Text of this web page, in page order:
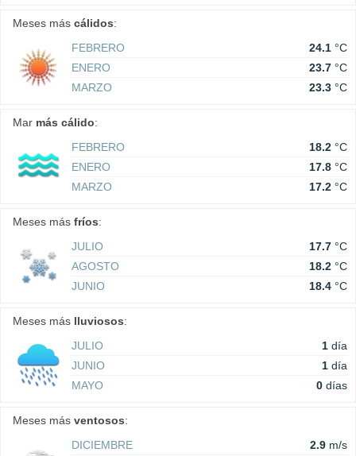
Meses más cálidos:
FEBRERO
24.1 °C
ENERO
23.7 °C
MARZO
23.3 °C
Mar más cálido:
FEBRERO
18.2 °C
ENERO
17.8 °C
MARZO
17.2 °C
Meses más fríos:
JULIO
17.7 °C
AGOSTO
18.2 °C
JUNIO
18.4 °C
Meses más lluviosos:
JULIO
1 día
JUNIO
1 día
MAYO
0 días
Meses más ventosos:
DICIEMBRE
2.9 m/s